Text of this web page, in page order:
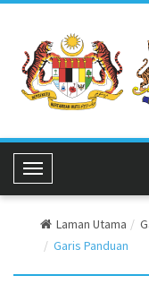
Toggle Navigation
Laman Utama
Garis Panduan